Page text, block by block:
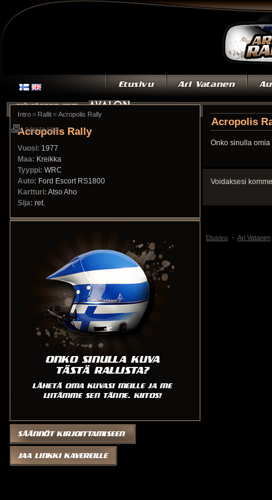
Intro » Rallit » Acropolis Rally
Acropolis Rally
Vuosi: 1977
Maa: Kreikka
Tyyppi: WRC
Auto: Ford Escort RS1800
Kartturi: Atso Aho
Sija: ret.
Acropolis
Onko sinulla
Voidaksesi
tulosta sivu
Etusivu Ari Vatanen